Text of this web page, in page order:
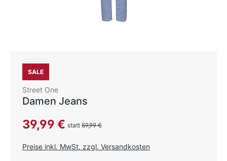
SALE
Street One
Damen Jeans
Verkaufspreis:
39,99 € statt 59,99 €
Preise inkl. MwSt. zzgl. Versandkosten